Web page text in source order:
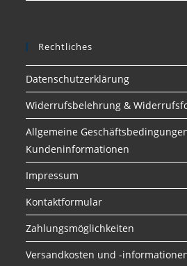
Rechtliches
Datenschutzerklärung
Widerrufsbelehrung &
Allgemeine
Kundeninformationen
Impressum
Kontaktformular
Zahlungsmöglichkeiten
Versandkosten und -